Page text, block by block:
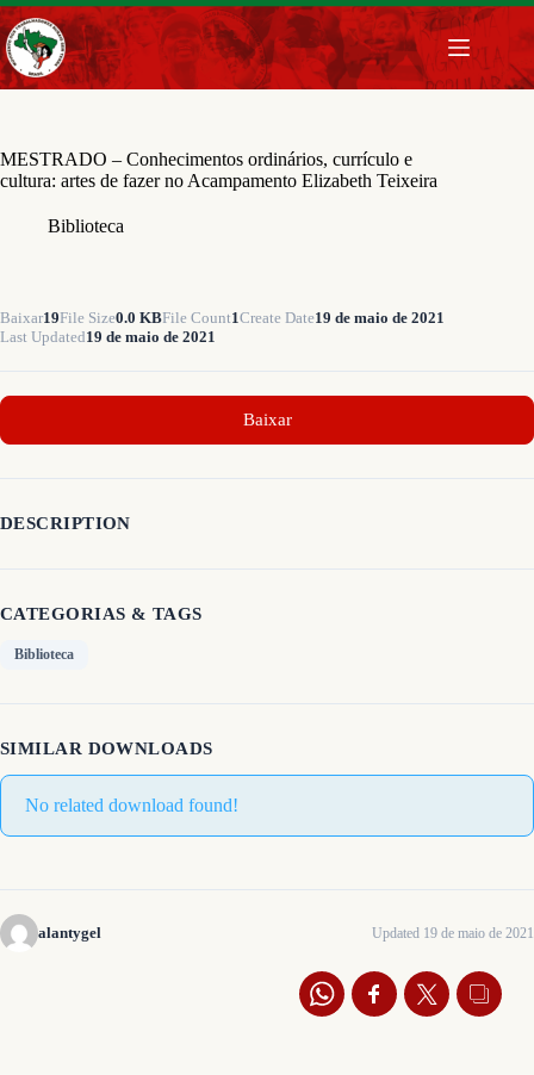
Pular
para
o
conteúdo
MESTRADO – Conhecimentos ordinários, currículo e
cultura: artes de fazer no Acampamento Elizabeth Teixeira
Biblioteca
Baixar19File Size0.0 KBFile Count1Create Date19 de maio de 2021
Last Updated19 de maio de 2021
Baixar
DESCRIPTION
CATEGORIAS & TAGS
Biblioteca
SIMILAR DOWNLOADS
No related download found!
alantygel Updated 19 de maio de 2021